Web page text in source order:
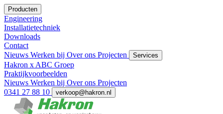
Producten
Engineering
Installatietechniek
Downloads
Contact
Nieuws Werken bij Over ons Projecten Services
Hakron x ABC Groep
Praktijkvoorbeelden
Nieuws Werken bij Over ons Projecten
0341 27 88 10
verkoop@hakron.nl